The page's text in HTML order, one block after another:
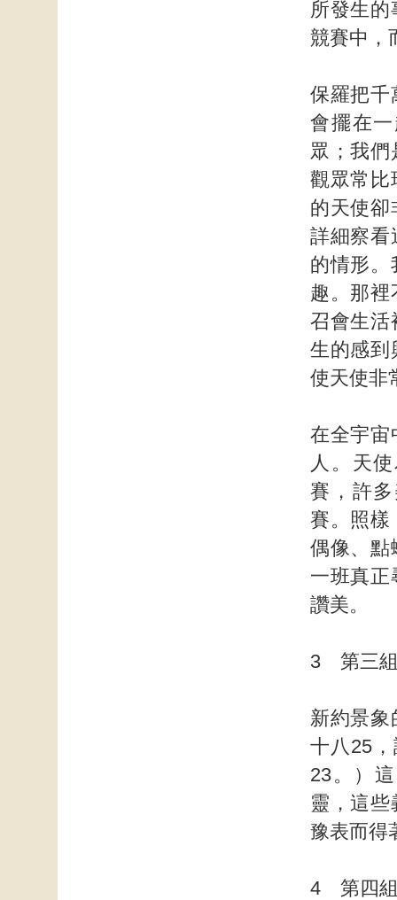
所發生
競賽中，
保羅把千
會擺在
眾；我們
觀眾常比
的天使卻
詳細察看
的情形。
趣。那裡
召會生活
生的感到
使天使非
在全宇宙
人。天
賽，許
賽。照樣
偶像、點
一班真正
讚美。
3 第三
新約景象
十八25
23。）
靈，這
豫表而得
4 第四